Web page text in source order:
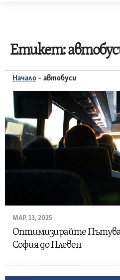
Етикет:
Начало – автобуси
МАР. 13, 2025
Оптимизирайте
София до Плевен